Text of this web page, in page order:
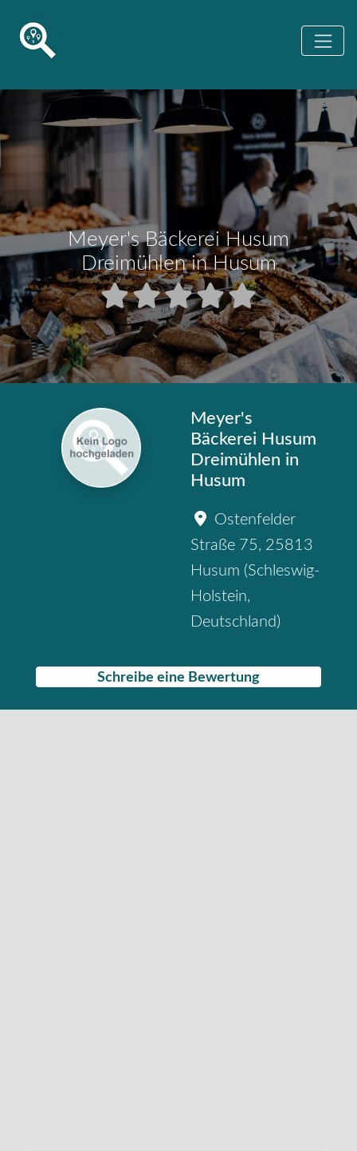
Meyer's Bäckerei Husum
Dreimühlen in Husum
Meyer's
Bäckerei Husum
Dreimühlen in
Husum
Ostenfelder
Straße 75, 25813
Husum (Schleswig-
Holstein,
Deutschland)
Schreibe eine Bewertung